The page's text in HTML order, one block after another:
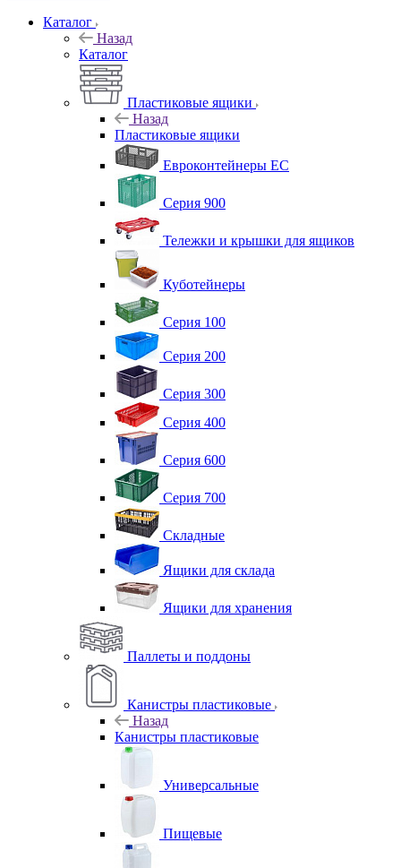
Каталог
Назад
Каталог
Пластиковые ящики
Назад
Пластиковые ящики
Евроконтейнеры ЕС
Серия 900
Тележки и крышки для ящиков
Куботейнеры
Серия 100
Серия 200
Серия 300
Серия 400
Серия 600
Серия 700
Складные
Ящики для склада
Ящики для хранения
Паллеты и поддоны
Канистры пластиковые
Назад
Канистры пластиковые
Универсальные
Пищевые